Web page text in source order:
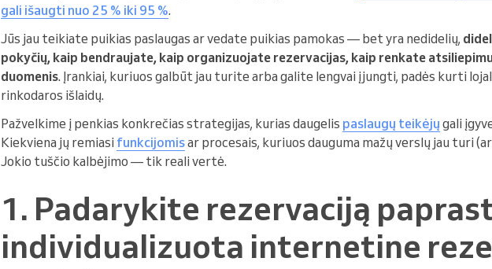
gali išaugti nuo 25 % iki 95 %.
Jūs jau teikiate puikias paslaugas ar vedate puikias pamokas — bet yra nedidelių,
pokyčių, kaip bendraujate, kaip organizuojate rezervacijas, kaip renkate
duomenis. Įrankiai, kuriuos galbūt jau turite arba galite lengvai įjungti, padės kurti
rinkodaros išlaidų.
Pažvelkime į penkias konkrečias strategijas, kurias daugelis paslaugų teikėjų gali
Kiekviena jų remiasi funkcijomisar procesais, kuriuos dauguma mažų verslų jau turi
Jokio tuščio kalbėjimo — tik reali vertė.
1. Padarykite rezervaciją
individualizuota internetine